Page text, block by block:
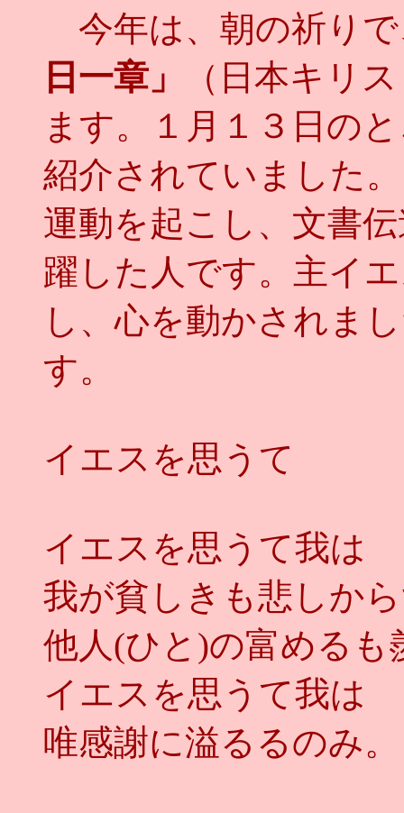
今年は、朝の祈り
日一章」
（日本キリ
ます。１月１３日の
紹介されていました
運動を起こし、文書
躍した人です。主イ
し、心を動かされま
す。
イエスを思
イエスを思うて我は
我が貧しきも悲しか
他人(ひと)の富める
イエスを思うて我は
唯感謝に溢るるのみ。